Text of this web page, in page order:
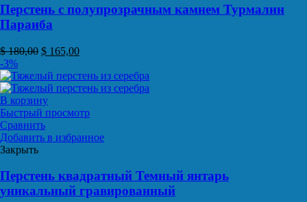
Перстень с полупрозрачным камнем Турмалин
Параиба
$180,00 $ 165,00
-3%
В корзину
Быстрый просмотр
Сравнить
Добавить в избранное
Закрыть
Перстень квадратный Темный янтарь
уникальный гравированный